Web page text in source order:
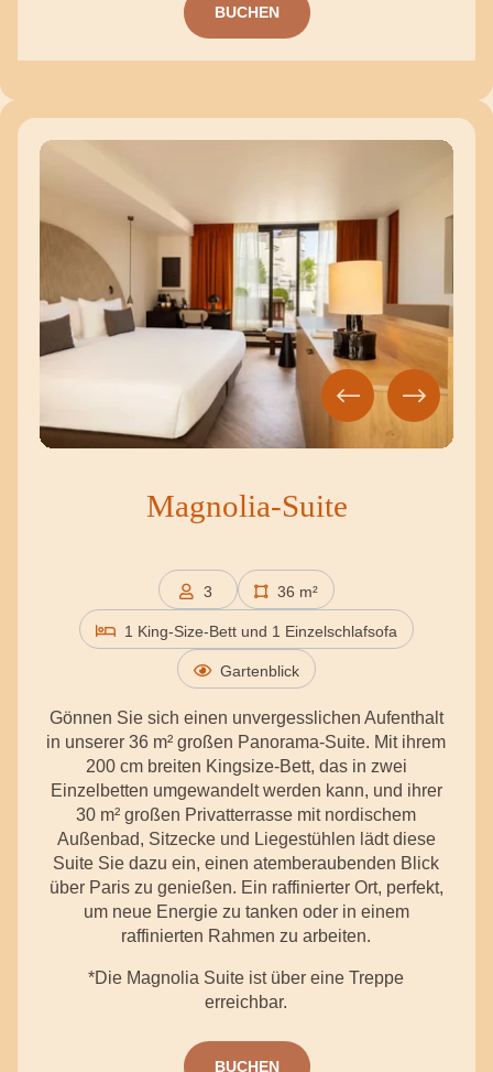
BUCHEN
Magnolia-Suite
3
Personen
36 m²
1 King-Size-Bett und 1 Einzelschlafsofa
Gartenblick
Gönnen Sie sich einen unvergesslichen Aufenthalt
in unserer 36 m² großen Panorama-Suite. Mit ihrem
200 cm breiten Kingsize-Bett, das in zwei
Einzelbetten umgewandelt werden kann, und ihrer
30 m² großen Privatterrasse mit nordischem
Außenbad, Sitzecke und Liegestühlen lädt diese
Suite Sie dazu ein, einen atemberaubenden Blick
über Paris zu genießen. Ein raffinierter Ort, perfekt,
um neue Energie zu tanken oder in einem
raffinierten Rahmen zu arbeiten.
*Die Magnolia Suite ist über eine Treppe
erreichbar.
BUCHEN